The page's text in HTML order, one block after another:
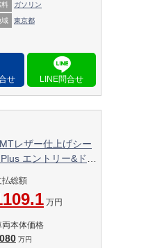
料 ガソリン
域 東京都
せ
レザー仕上げシー
エントリー&ドラ
&ベンチレーション
アミラー ソフトト
ラポビッチ)リンク
コン
払総額
万円
両本体価格
万円